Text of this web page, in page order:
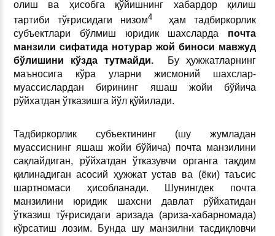
олиш ва ҳисобга қўйишнинг хабардор қилиш
тартиби тўғрисидаги низом4 ҳам тадбиркорлик
субъектлари бўлмиш юридик шахсларда почта
манзили сифатида нотурар жой биноси мавжуд
бўлишини кўзда тутмайди.
Бу ҳужжатларнинг
маъносига кўра уларни жисмоний шахслар-
муассислардан бирининг яшаш жойи бўйича
рўйхатдан ўтказишга йўл қўйилади.
Тадбиркорлик субъектининг (шу жумладан
муассиснинг яшаш жойи бўйича) почта манзилини
сақлайдиган, рўйхатдан ўтказувчи органга тақдим
қилинадиган асосий ҳужжат устав ва (ёки) таъсис
шартномаси ҳисобланади. Шунингдек почта
манзилини юридик шахсни давлат рўйхатидан
ўтказиш тўғрисидаги аризада (ариза-хабарномада)
кўрсатиш лозим. Бунда шу манзилни тасдиқловчи